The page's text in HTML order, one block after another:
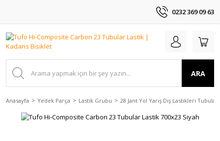
0232 369 09 63
ARA
Anasayfa Yedek Parça Lastik Grubu 28 Jant Yol Yarış Dış Lastikleri Tubular